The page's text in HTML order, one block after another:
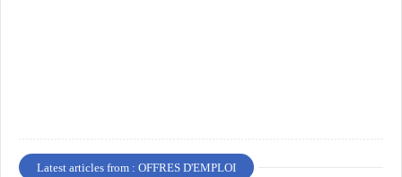
Latest articles from : OFFRES D'EMPLOI